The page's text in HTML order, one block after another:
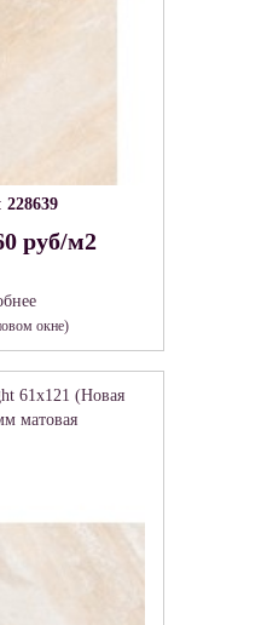
228639
руб/м2
окне)
61х121 (Новая
матовая